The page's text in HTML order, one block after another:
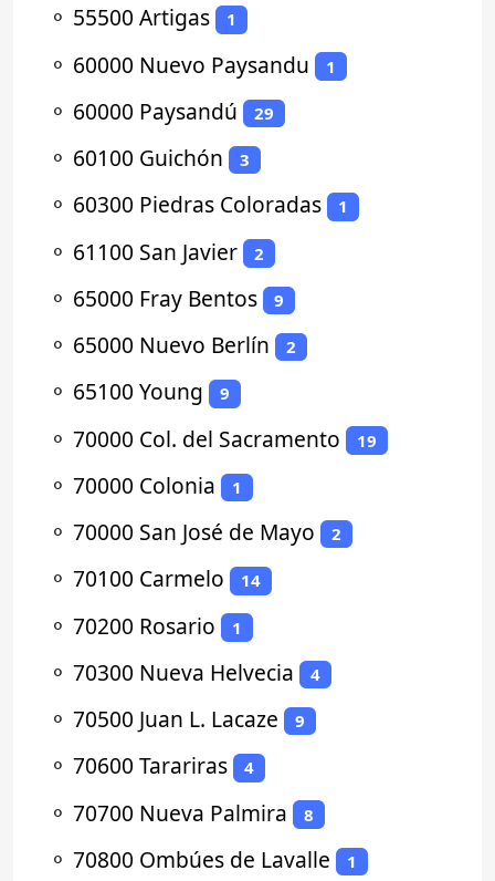
⚬ 55500 Artigas 1
⚬ 60000 Nuevo Paysandu 1
⚬ 60000 Paysandú 29
⚬ 60100 Guichón 3
⚬ 60300 Piedras Coloradas 1
⚬ 61100 San Javier 2
⚬ 65000 Fray Bentos 9
⚬ 65000 Nuevo Berlín 2
⚬ 65100 Young 9
⚬ 70000 Col. del Sacramento 19
⚬ 70000 Colonia 1
⚬ 70000 San José de Mayo 2
⚬ 70100 Carmelo 14
⚬ 70200 Rosario 1
⚬ 70300 Nueva Helvecia 4
⚬ 70500 Juan L. Lacaze 9
⚬ 70600 Tarariras 4
⚬ 70700 Nueva Palmira 8
⚬ 70800 Ombúes de Lavalle 1